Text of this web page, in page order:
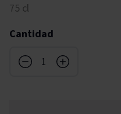
75 cl
Cantidad